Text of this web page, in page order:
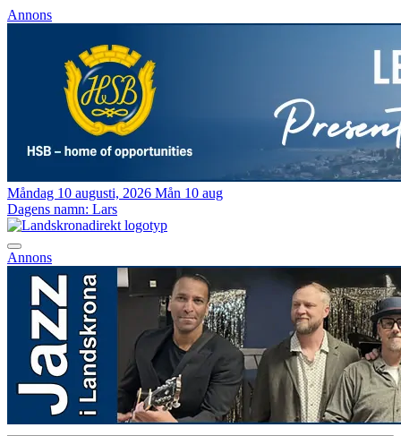
Annons
Måndag 10 augusti, 2026 Mån 10 aug
Dagens namn: Lars
Annons